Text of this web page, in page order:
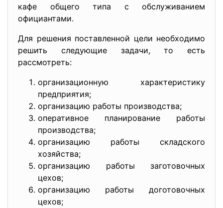
кафе общего типа с обслуживанием
официантами.
Для решения поставленной цели необходимо
решить следующие задачи, то есть
рассмотреть:
организационную характеристику
предприятия;
организацию работы производства;
оперативное планирование работы
производства;
организацию работы складского
хозяйства;
организацию работы заготовочных
цехов;
организацию работы доготовочных
цехов;